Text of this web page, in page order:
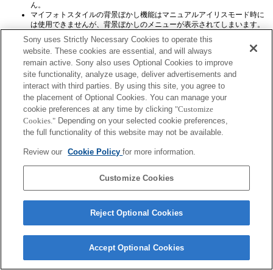
ん。
マイフォトスタイルの背景ぼかし機能はマニュアルアイリスモード時に
は使用できませんが、背景ぼかしのメニューが表示されてしまいます。
ご利用条件 プライバシーポリシー
Copyright 2026 Sony Corporation
Sony uses Strictly Necessary Cookies to operate this
website. These cookies are essential, and will always
remain active. Sony also uses Optional Cookies to improve
site functionality, analyze usage, deliver advertisements and
interact with third parties. By using this site, you agree to
the placement of Optional Cookies. You can manage your
cookie preferences at any time by clicking "Customize
Cookies." Depending on your selected cookie preferences,
the full functionality of this website may not be available.
Review our Cookie Policyfor more information.
Customize Cookies
Reject Optional Cookies
Accept Optional Cookies